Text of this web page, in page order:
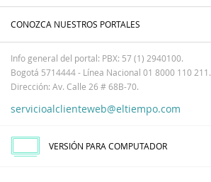
CONOZCA NUESTROS PORTALES
Info general del portal: PBX: 57 (1) 2940100.
Bogotá 5714444 - Línea Nacional 01 8000 110 211.
Dirección: Av. Calle 26 # 68B-70.
servicioalclienteweb@eltiempo.com
VERSIÓN PARA COMPUTADOR